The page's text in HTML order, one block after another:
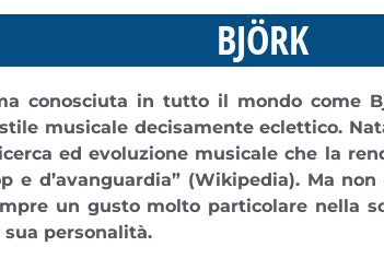
BJÖRK
conosciuta in tutto il mondo come
musicale decisamente eclettico.
ed evoluzione musicale che la
e d’avanguardia” (Wikipedia). Ma
un gusto molto particolare nella
personalità.